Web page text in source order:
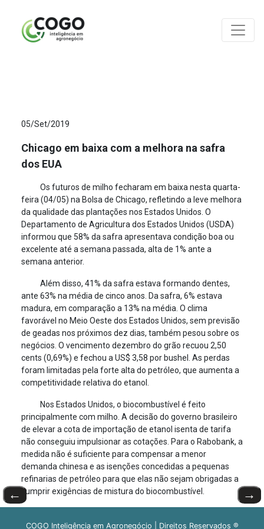
05/Set/2019
Chicago em baixa com a melhora na safra
dos EUA
Os futuros de milho fecharam em baixa nesta quarta-
feira (04/05) na Bolsa de Chicago, refletindo a leve melhora
da qualidade das plantações nos Estados Unidos. O
Departamento de Agricultura dos Estados Unidos (USDA)
informou que 58% da safra apresentava condição boa ou
excelente até a semana passada, alta de 1% ante a
semana anterior.
Além disso, 41% da safra estava formando dentes,
ante 63% na média de cinco anos. Da safra, 6% estava
madura, em comparação a 13% na média. O clima
favorável no Meio Oeste dos Estados Unidos, sem previsão
de geadas nos próximos dez dias, também pesou sobre os
negócios. O vencimento dezembro do grão recuou 2,50
cents (0,69%) e fechou a US$ 3,58 por bushel. As perdas
foram limitadas pela forte alta do petróleo, que aumenta a
competitividade relativa do etanol.
Nos Estados Unidos, o biocombustível é feito
principalmente com milho. A decisão do governo brasileiro
de elevar a cota de importação de etanol isenta de tarifa
não conseguiu impulsionar as cotações. Para o Rabobank, a
medida não é suficiente para compensar a menor
demanda chinesa e as isenções concedidas a pequenas
refinarias de petróleo para que elas não sejam obrigadas a
cumprir exigências de mistura do biocombustível.
← →
COGO Inteligência em Agronegócio | Direitos Reservados ®